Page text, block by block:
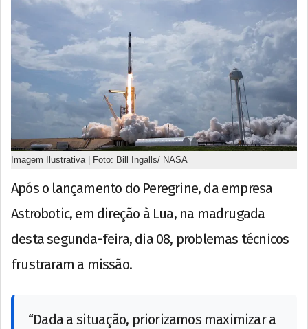
Imagem Ilustrativa | Foto: Bill Ingalls/ NASA
Após o lançamento do Peregrine, da empresa
Astrobotic, em direção à Lua, na madrugada
desta segunda-feira, dia 08, problemas técnicos
frustraram a missão.
“Dada a situação, priorizamos maximizar a